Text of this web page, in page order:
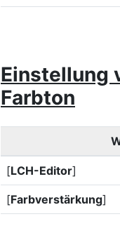
Einstellung
Farbton
[LCH-Editor]
[Farbverstärkung]